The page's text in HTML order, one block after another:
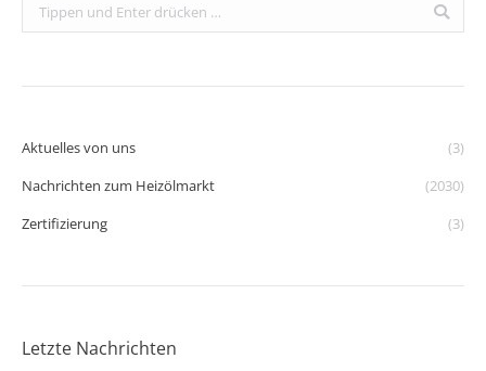
Search:
Aktuelles von uns
(3)
Nachrichten zum Heizölmarkt
(2030)
Zertifizierung
(3)
Letzte Nachrichten